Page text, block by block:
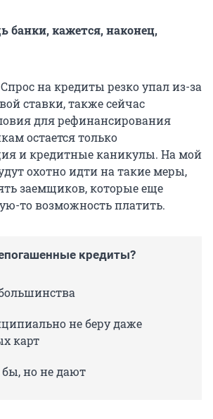
банки, кажется, наконец,
на кредиты резко упал из-за
ставки, также сейчас
для рефинансирования
остается только
и кредитные каникулы. На мой
охотно идти на такие меры,
заемщиков, которые еще
то возможность платить.
кредиты?
не беру даже
карт
бы, но не дают